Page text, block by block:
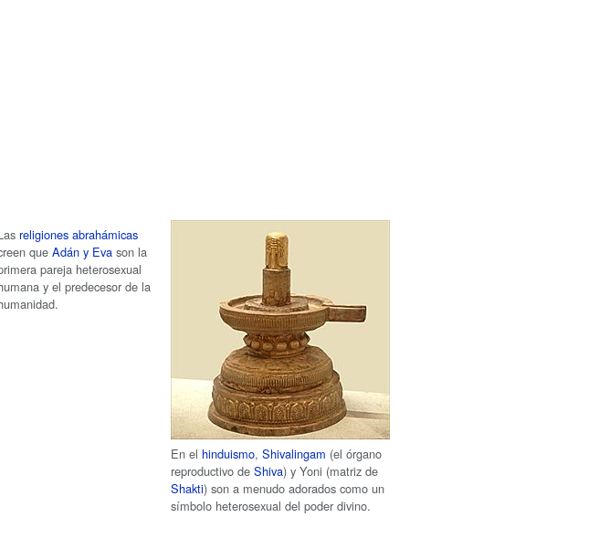
religiones abrahámicas
queAdán y Eva son la
pareja heterosexual
y el predecesor de la
En elhinduismo,Shivalingam (el órgano
reproductivo deShiva) y Yoni (matriz de
Shakti) son a menudo adorados como un
símbolo heterosexual del poder divino.